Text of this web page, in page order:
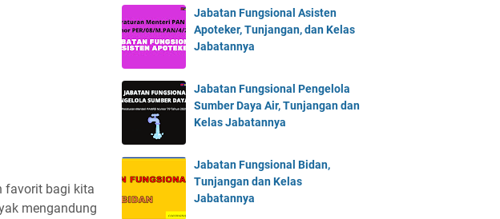
favorit bagi kita
mengandung
Jabatan Fungsional Asisten
Apoteker, Tunjangan, dan Kelas
Jabatannya
Jabatan Fungsional Pengelola
Sumber Daya Air, Tunjangan dan
Kelas Jabatannya
Jabatan Fungsional Bidan,
Tunjangan dan Kelas
Jabatannya